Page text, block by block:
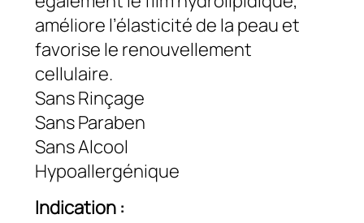
améliore l’élasticité de la peau et
favorise le renouvellement
cellulaire.
Sans Rinçage
Sans Paraben
Sans Alcool
Hypoallergénique
Indication :